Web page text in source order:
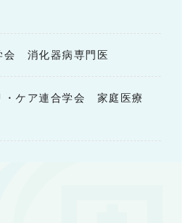
会 消化器病専門医
・ケア連合学会 家庭医療